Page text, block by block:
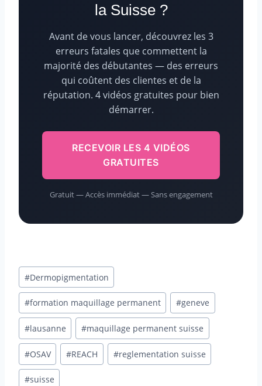
la Suisse ?
Avant de vous lancer, découvrez les 3
erreurs fatales que commettent la
majorité des débutantes — des erreurs
qui coûtent des clientes et de la
réputation. 4 vidéos gratuites pour bien
démarrer.
RECEVOIR LES 4 VIDÉOS
GRATUITES
Gratuit — Accès immédiat — Sans engagement
Étiquettes
de
la
publication :
#Dermopigmentation
#formation maquillage permanent #geneve
#lausanne #maquillage permanent suisse
#OSAV #REACH #reglementation suisse
#suisse